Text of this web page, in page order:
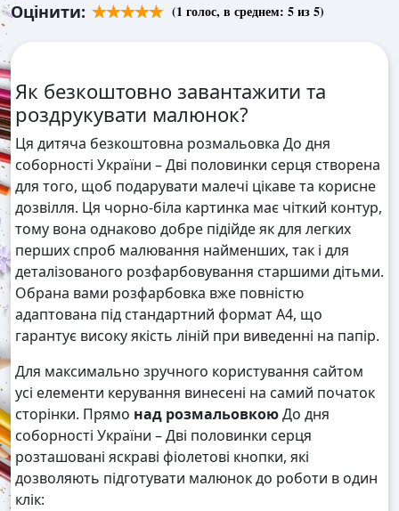
Оцінити: (1 голос, в среднем: 5из 5)
Як безкоштовно завантажити та
роздрукувати малюнок?
Ця дитяча безкоштовна розмальовка До дня
соборності України – Дві половинки серця створена
для того, щоб подарувати малечі цікаве та корисне
дозвілля. Ця чорно-біла картинка має чіткий контур,
тому вона однаково добре підійде як для легких
перших спроб малювання найменших, так і для
деталізованого розфарбовування старшими дітьми.
Обрана вами розфарбовка вже повністю
адаптована під стандартний формат А4, що
гарантує високу якість ліній при виведенні на папір.
Для максимально зручного користування сайтом
усі елементи керування винесені на самий початок
сторінки. Прямо над розмальовкоюДо дня
соборності України – Дві половинки серця
розташовані яскраві фіолетові кнопки, які
дозволяють підготувати малюнок до роботи в один
клік: